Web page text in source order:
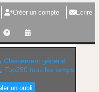
Créer un compte Ecrire
Classement général
Top250 tous les temps
un oubli